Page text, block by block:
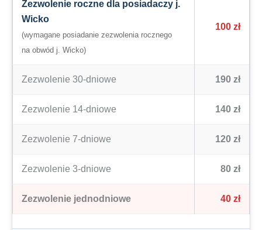
Zezwolenie roczne dla posiadaczy j.
Wicko
(wymagane posiadanie zezwolenia rocznego
na obwód j. Wicko)
100 zł
Zezwolenie 30-dniowe 190 zł
Zezwolenie 14-dniowe 140 zł
Zezwolenie 7-dniowe 120 zł
Zezwolenie 3-dniowe 80 zł
Zezwolenie jednodniowe 40 zł